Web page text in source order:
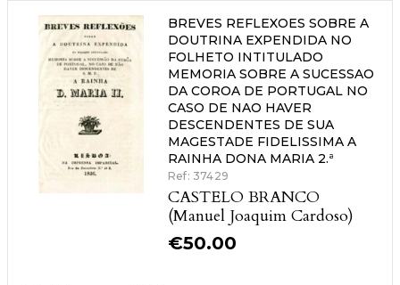
BREVES REFLEXOES SOBRE A
DOUTRINA EXPENDIDA NO
FOLHETO INTITULADO
MEMORIA SOBRE A SUCESSAO
DA COROA DE PORTUGAL NO
CASO DE NAO HAVER
DESCENDENTES DE SUA
MAGESTADE FIDELISSIMA A
RAINHA DONA MARIA 2.ª
Ref: 37429
CASTELO BRANCO
(Manuel Joaquim Cardoso)
€50.00